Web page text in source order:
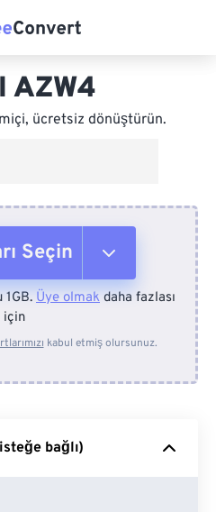
AZW4
ücretsiz dönüştürün.
Seçin
Drive'dan
Üye olmak daha fazlası
için
kabul etmiş olursunuz.
bağlı)